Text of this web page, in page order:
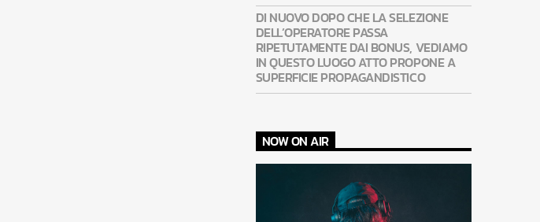
DI NUOVO DOPO CHE LA SELEZIONE
DELL’OPERATORE PASSA
RIPETUTAMENTE DAI BONUS, VEDIAMO
IN QUESTO LUOGO ATTO PROPONE A
SUPERFICIE PROPAGANDISTICO
NOW ON AIR